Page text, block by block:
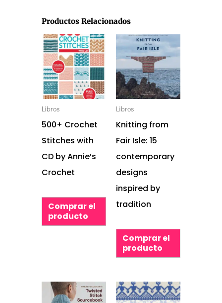
Productos Relacionados
Libros
500+ Crochet
Stitches with
CD by Annie’s
Crochet
Comprar el
producto
Libros
Knitting from
Fair Isle: 15
contemporary
designs
inspired by
tradition
Comprar el
producto